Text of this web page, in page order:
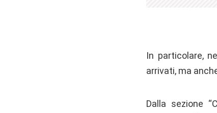
In particolare,
arrivati, ma
Dalla sezione